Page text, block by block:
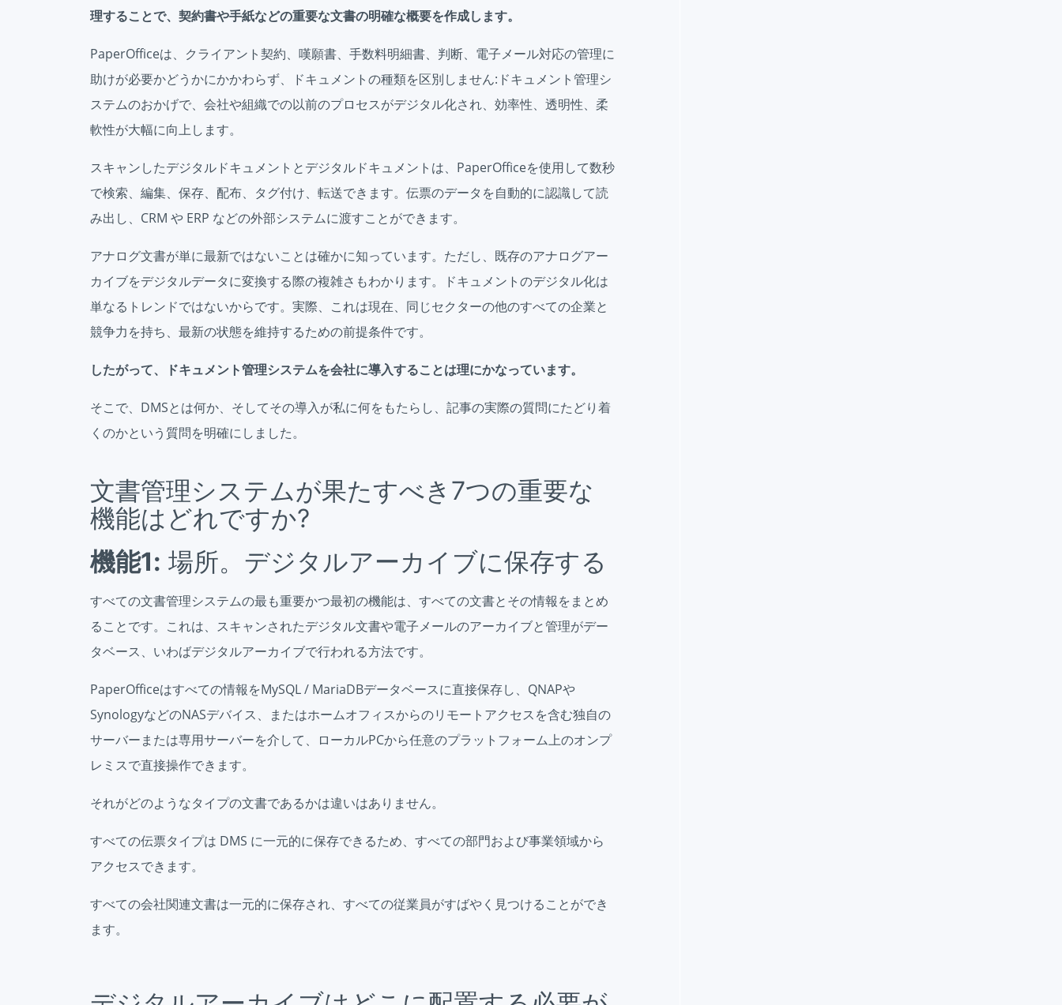
理することで、契約書や手紙などの重要な文書の明確な概要を作成します。
PaperOfficeは、クライアント契約、嘆願書、手数料明細書、判断、電子メール対応の管理に
助けが必要かどうかにかかわらず、ドキュメントの種類を区別しません:ドキュメント管理シ
ステムのおかげで、会社や組織での以前のプロセスがデジタル化され、効率性、透明性、柔
軟性が大幅に向上します。
スキャンしたデジタルドキュメントとデジタルドキュメントは、PaperOfficeを使用して数秒
で検索、編集、保存、配布、タグ付け、転送できます。伝票のデータを自動的に認識して読
み出し、CRM や ERP などの外部システムに渡すことができます。
アナログ文書が単に最新ではないことは確かに知っています。ただし、既存のアナログアー
カイブをデジタルデータに変換する際の複雑さもわかります。ドキュメントのデジタル化は
単なるトレンドではないからです。実際、これは現在、同じセクターの他のすべての企業と
競争力を持ち、最新の状態を維持するための前提条件です。
したがって、ドキュメント管理システムを会社に導入することは理にかなっています。
そこで、DMSとは何か、そしてその導入が私に何をもたらし、記事の実際の質問にたどり着
くのかという質問を明確にしました。
文書管理システムが果たすべき7つの重要な
機能はどれですか?
機能1: 場所。デジタルアーカイブに保存する
すべての文書管理システムの最も重要かつ最初の機能は、すべての文書とその情報をまとめ
ることです。これは、スキャンされたデジタル文書や電子メールのアーカイブと管理がデー
タベース、いわばデジタルアーカイブで行われる方法です。
PaperOfficeはすべての情報をMySQL / MariaDBデータベースに直接保存し、QNAPや
SynologyなどのNASデバイス、またはホームオフィスからのリモートアクセスを含む独自の
サーバーまたは専用サーバーを介して、ローカルPCから任意のプラットフォーム上のオンプ
レミスで直接操作できます。
それがどのようなタイプの文書であるかは違いはありません。
すべての伝票タイプは DMS に一元的に保存できるため、すべての部門および事業領域から
アクセスできます。
すべての会社関連文書は一元的に保存され、すべての従業員がすばやく見つけることができ
ます。